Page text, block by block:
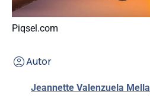
Piqsel.com
Autor
Jeannette Valenzuela Mella